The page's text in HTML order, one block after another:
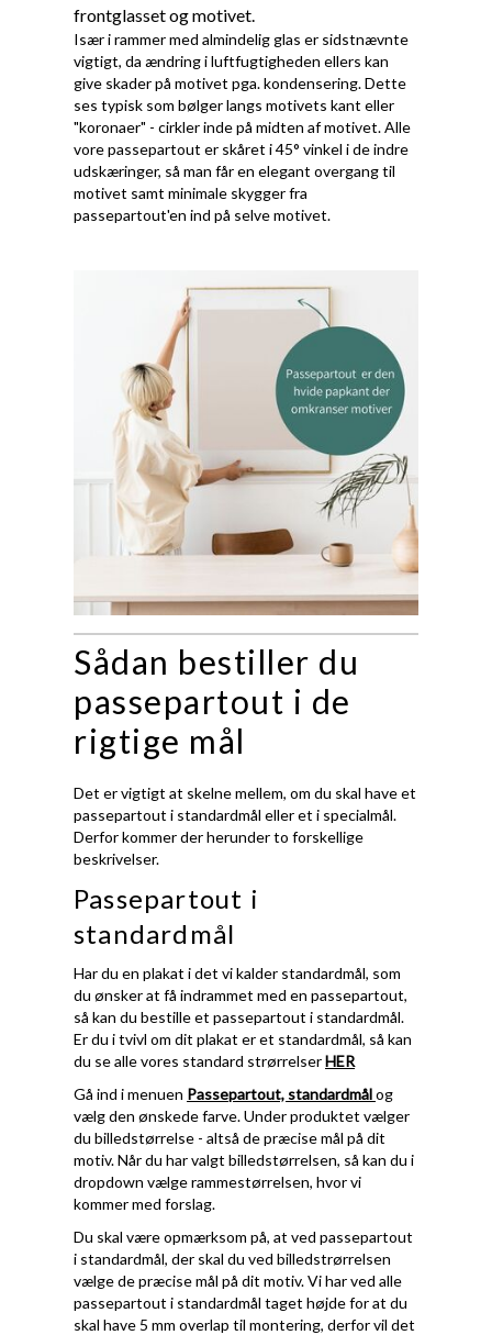
frontglasset og motivet.
Især i rammer med almindelig glas er sidstnævnte
vigtigt, da ændring i luftfugtigheden ellers kan
give skader på motivet pga. kondensering. Dette
ses typisk som bølger langs motivets kant eller
"koronaer" - cirkler inde på midten af motivet. Alle
vore passepartout er skåret i 45° vinkel i de indre
udskæringer, så man får en elegant overgang til
motivet samt minimale skygger fra
passepartout'en ind på selve motivet.
Sådan bestiller du
passepartout i de
rigtige mål
Det er vigtigt at skelne mellem, om du skal have et
passepartout i standardmål eller et i specialmål.
Derfor kommer der herunder to forskellige
beskrivelser.
Passepartout i
standardmål
Har du en plakat i det vi kalder standardmål, som
du ønsker at få indrammet med en passepartout,
så kan du bestille et passepartout i standardmål.
Er du i tvivl om dit plakat er et standardmål, så kan
du se alle vores standard strørrelserHER
Gå ind i menuen Passepartout, standardmålog
vælg den ønskede farve. Under produktet vælger
du billedstørrelse - altså de præcise mål på dit
motiv. Når du har valgt billedstørrelsen, så kan du i
dropdown vælge rammestørrelsen, hvor vi
kommer med forslag.
Du skal være opmærksom på, at ved passepartout
i standardmål, der skal du ved billedstrørrelsen
vælge de præcise mål på dit motiv. Vi har ved alle
passepartout i standardmål taget højde for at du
skal have 5 mm overlap til montering, derfor vil det